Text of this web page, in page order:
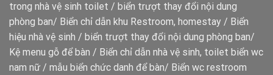
trong nhà vệ sinh toilet / biển trượt thay đổi nội dung
phòng ban/ Biển chỉ dẫn khu Restroom, homestay / Biển
hiệu nhà vệ sinh / biển trượt thay đổi nội dung phòng ban/
Kệ menu gỗ để bàn / Biển chỉ dẫn nhà vệ sinh, toilet biển wc
nam nữ / mẫu biển chức danh để bàn/ Biển wc restroom